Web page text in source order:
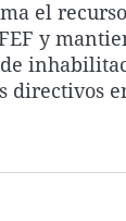
La
el
y
de
directivos